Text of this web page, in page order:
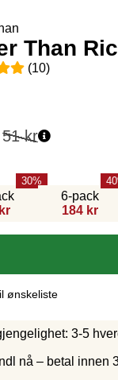
Than
rangering 5
(10)
51kr
30
6-pack
184 kr
40
ønskeliste
3-5
nå – betal innen